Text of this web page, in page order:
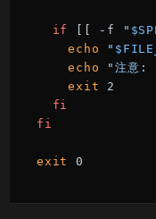
if [[ -f "
echo
"
echo
"注意:
exit 2
fi
fi
exit 0